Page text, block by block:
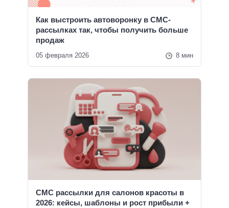
Как выстроить автоворонку в СМС-
рассылках так, чтобы получить больше
продаж
05 февраля 2026 8 мин
СМС рассылки для салонов красоты в
2026: кейсы, шаблоны и рост прибыли +